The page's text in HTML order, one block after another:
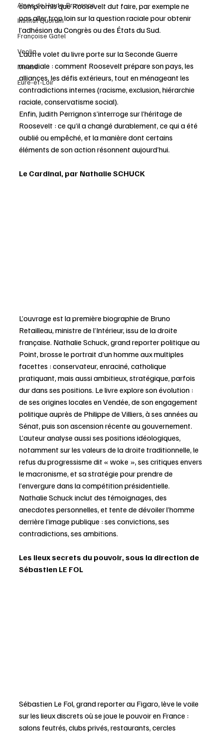
Alpes de Haute-Provence
Institut Quorum
Françoise Gatel
Veolia
Meuse
Eure-et-Loir
compromis que Roosevelt dut faire, par exemple ne
pas aller trop loin sur la question raciale pour obtenir
l’adhésion du Congrès ou des États du Sud.
L’autre volet du livre porte sur la Seconde Guerre
mondiale : comment Roosevelt prépare son pays, les
alliances, les défis extérieurs, tout en ménageant les
contradictions internes (racisme, exclusion, hiérarchie
raciale, conservatisme social).
Enfin, Judith Perrignon s’interroge sur l’héritage de
Roosevelt : ce qu’il a changé durablement, ce qui a été
oublié ou empêché, et la manière dont certains
éléments de son action résonnent aujourd’hui.
Le Cardinal, par Nathalie SCHUCK
L’ouvrage est la première biographie de Bruno
Retailleau, ministre de l’Intérieur, issu de la droite
française. Nathalie Schuck, grand reporter politique au
Point, brosse le portrait d’un homme aux multiples
facettes : conservateur, enraciné, catholique
pratiquant, mais aussi ambitieux, stratégique, parfois
dur dans ses positions. Le livre explore son évolution :
de ses origines locales en Vendée, de son engagement
politique auprès de Philippe de Villiers, à ses années au
Sénat, puis son ascension récente au gouvernement.
L’auteur analyse aussi ses positions idéologiques,
notamment sur les valeurs de la droite traditionnelle, le
refus du progressisme dit « woke », ses critiques envers
le macronisme, et sa stratégie pour prendre de
l’envergure dans la compétition présidentielle.
Nathalie Schuck inclut des témoignages, des
anecdotes personnelles, et tente de dévoiler l’homme
derrière l’image publique : ses convictions, ses
contradictions, ses ambitions.
Les lieux secrets du pouvoir, sous la direction de
Sébastien LE FOL
Sébastien Le Fol, grand reporter au Figaro, lève le voile
sur les lieux discrets où se joue le pouvoir en France :
salons feutrés, clubs privés, restaurants, cercles